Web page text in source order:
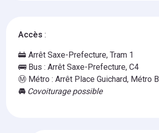
Accès :
🚋 Arrêt Saxe-Prefecture, Tram 1
🚌 Bus : Arrêt Saxe-Prefecture, C4
Ⓜ️ Métro : Arrêt Place Guichard, Métro B
🚘 Covoiturage possible